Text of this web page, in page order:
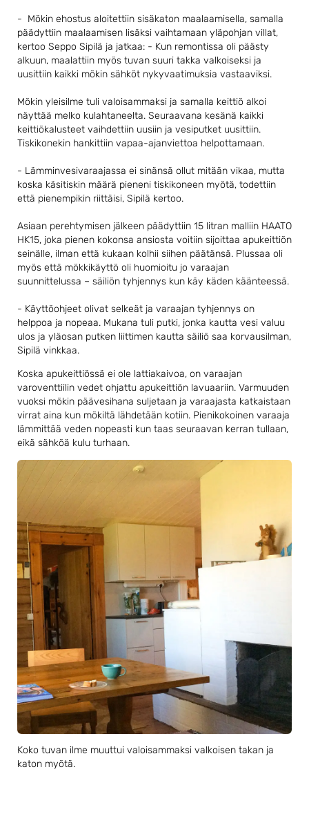
- Mökin ehostus aloitettiin sisäkaton maalaamisella, samalla
päädyttiin maalaamisen lisäksi vaihtamaan yläpohjan villat,
kertoo Seppo Sipilä ja jatkaa: - Kun remontissa oli päästy
alkuun, maalattiin myös tuvan suuri takka valkoiseksi ja
uusittiin kaikki mökin sähköt nykyvaatimuksia vastaaviksi.
Mökin yleisilme tuli valoisammaksi ja samalla keittiö alkoi
näyttää melko kulahtaneelta. Seuraavana kesänä kaikki
keittiökalusteet vaihdettiin uusiin ja vesiputket uusittiin.
Tiskikonekin hankittiin vapaa-ajanviettoa helpottamaan.
- Lämminvesivaraajassa ei sinänsä ollut mitään vikaa, mutta
koska käsitiskin määrä pieneni tiskikoneen myötä, todettiin
että pienempikin riittäisi, Sipilä kertoo.
Asiaan perehtymisen jälkeen päädyttiin 15 litran malliin HAATO
HK15, joka pienen kokonsa ansiosta voitiin sijoittaa apukeittiön
seinälle, ilman että kukaan kolhii siihen päätänsä. Plussaa oli
myös että mökkikäyttö oli huomioitu jo varaajan
suunnittelussa – säiliön tyhjennys kun käy käden käänteessä.
- Käyttöohjeet olivat selkeät ja varaajan tyhjennys on
helppoa ja nopeaa. Mukana tuli putki, jonka kautta vesi valuu
ulos ja yläosan putken liittimen kautta säiliö saa korvausilman,
Sipilä vinkkaa.
Koska apukeittiössä ei ole lattiakaivoa, on varaajan
varoventtiilin vedet ohjattu apukeittiön lavuaariin. Varmuuden
vuoksi mökin päävesihana suljetaan ja varaajasta katkaistaan
virrat aina kun mökiltä lähdetään kotiin. Pienikokoinen varaaja
lämmittää veden nopeasti kun taas seuraavan kerran tullaan,
eikä sähköä kulu turhaan.
Koko tuvan ilme muuttui valoisammaksi valkoisen takan ja
katon myötä.